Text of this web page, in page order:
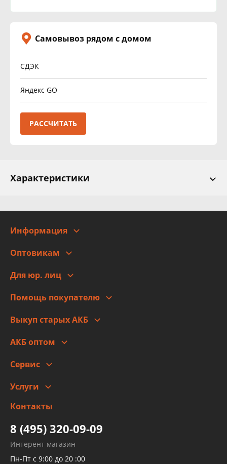
Самовывоз рядом с домом
СДЭК
Яндекс GO
РАССЧИТАТЬ
Характеристики
Информация
Адреса
Новости
Правовая информация
Оптовикам
Для юр. лиц
Помощь покупателю
Оплата
Гарантии и возврат
Выкуп старых АКБ
АКБ оптом
Сервис
Заправка кондиционера авто
Детейлинг
Услуги
высокого давления
Тормозных трубок
Рукавов гидроусилителей
Рукавов компрессоров и турбин
Контакты
8 (495) 320-09-09
Интерент магазин
Пн-Пт с 9:00 до 20 :00